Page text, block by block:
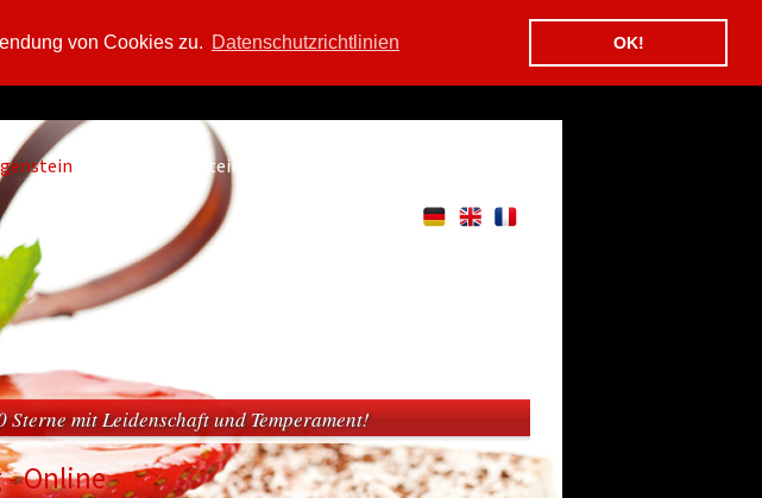
von Cookies zu. Datenschutzrichtlinien OK!
Hotel Eggenstein
Sterne mit Leidenschaft und Temperament!
Online